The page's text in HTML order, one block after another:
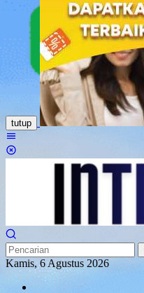
tutup
Kamis, 6 Agustus 2026